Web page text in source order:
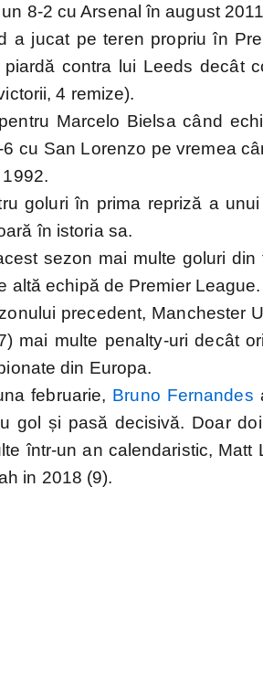
Mondial
2022
2020
Liga
Națiunilor
8-2 cu Arsenal în august
a jucat pe teren propriu în
contra lui Leeds decât
4 remize).
Marcelo Bielsa când
cu San Lorenzo pe vremea
goluri în prima repriză a
în istoria sa.
sezon mai multe goluri din
altă echipă de Premier League.
precedent, Manchester
mai multe penalty-uri decât
din Europa.
februarie, Bruno Fernandes
gol și pasă decisivă. Doar
într-un an calendaristic, Matt
in 2018 (9).